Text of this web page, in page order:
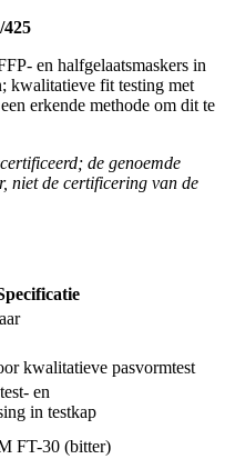
en halfgelaatsmaskers in
kwalitatieve fit testing met
erkende methode om dit te
de genoemde
niet de certificering van de
kwalitatieve pasvormtest
en
in testkap
FT-30 (bitter)